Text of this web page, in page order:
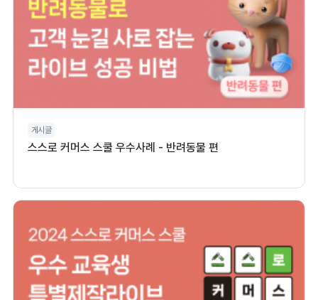
게시글
스스로 커머스 스쿨 우수사례 - 반려동물 편